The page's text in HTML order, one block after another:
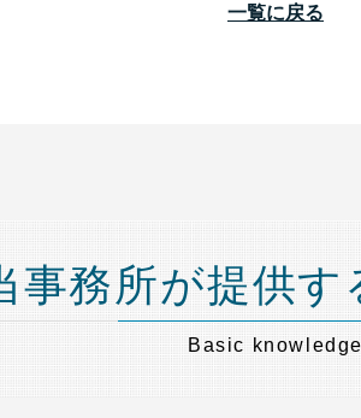
一覧に戻る
事務所が提供す
Basic knowledge